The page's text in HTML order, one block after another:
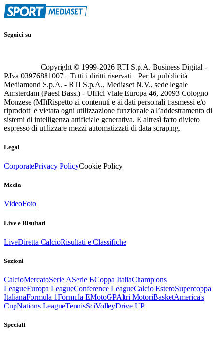
Seguici su
Copyright © 1999-2026 RTI S.p.A. Business Digital -
P.Iva 03976881007 - Tutti i diritti riservati - Per la pubblicità
Mediamond S.p.A. - RTI S.p.A., Mediaset N.V., sede legale
Amsterdam (Paesi Bassi) - Uffici Viale Europa 46, 20093 Cologno
Monzese (MI)Rispetto ai contenuti e ai dati personali trasmessi e/o
riprodotti è vietata ogni utilizzazione funzionale all’addestramento di
sistemi di intelligenza artificiale generativa. È altresì fatto divieto
espresso di utilizzare mezzi automatizzati di data scraping.
Legal
CorporatePrivacy PolicyCookie Policy
Media
VideoFoto
Live e Risultati
LiveDiretta CalcioRisultati e Classifiche
Sezioni
CalcioMercatoSerie ASerie BCoppa ItaliaChampions
LeagueEuropa LeagueConference LeagueCalcio EsteroSupercoppa
ItalianaFormula 1Formula EMotoGPAltri MotoriBasketAmerica's
CupNations LeagueTennisSciVolleyDrive UP
Speciali